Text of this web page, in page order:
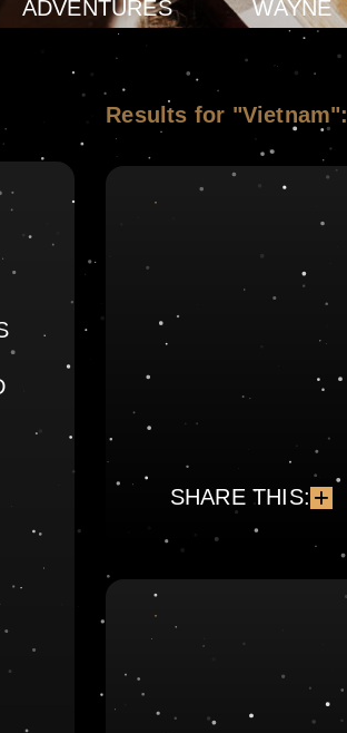
ADVENTURES
WAYNE
Results for "Vietnam":
SHARE THIS: